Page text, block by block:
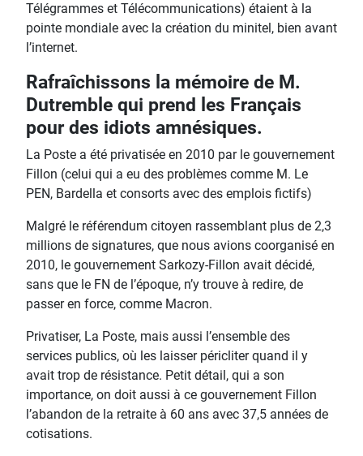
Télégrammes et Télécommunications) étaient à la
pointe mondiale avec la création du minitel, bien avant
l’internet.
Rafraîchissons la mémoire de M.
Dutremble qui prend les Français
pour des idiots amnésiques.
La Poste a été privatisée en 2010 par le gouvernement
Fillon (celui qui a eu des problèmes comme M. Le
PEN, Bardella et consorts avec des emplois fictifs)
Malgré le référendum citoyen rassemblant plus de 2,3
millions de signatures, que nous avions coorganisé en
2010, le gouvernement Sarkozy-Fillon avait décidé,
sans que le FN de l’époque, n’y trouve à redire, de
passer en force, comme Macron.
Privatiser, La Poste, mais aussi l’ensemble des
services publics, où les laisser péricliter quand il y
avait trop de résistance. Petit détail, qui a son
importance, on doit aussi à ce gouvernement Fillon
l’abandon de la retraite à 60 ans avec 37,5 années de
cotisations.